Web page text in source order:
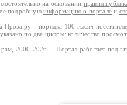
на основании правил
подробную информацию о портале и
Проза.ру – порядка 100 тысяч
по две цифры: количество
2000-2026 Портал работает под